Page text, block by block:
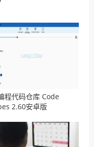
程代码仓库 Code
2.60安卓版